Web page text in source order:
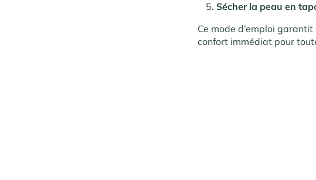
Sécher la peau en
Ce mode d’emploi
confort immédiat pour